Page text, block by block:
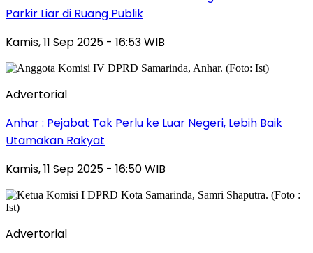
Parkir Liar di Ruang Publik
Kamis, 11 Sep 2025 - 16:53 WIB
Advertorial
Anhar : Pejabat Tak Perlu ke Luar Negeri, Lebih Baik
Utamakan Rakyat
Kamis, 11 Sep 2025 - 16:50 WIB
Advertorial